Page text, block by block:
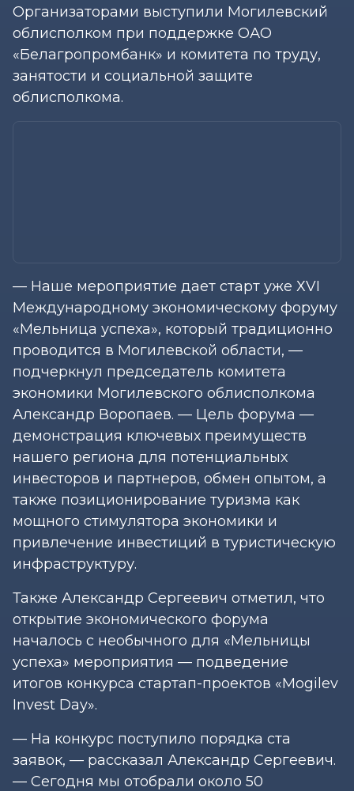
Организаторами выступили Могилевский
облисполком при поддержке ОАО
«Белагропромбанк» и комитета по труду,
занятости и социальной защите
облисполкома.
— Наше мероприятие дает старт уже ХVI
Международному экономическому форуму
«Мельница успеха», который традиционно
проводится в Могилевской области, —
подчеркнул председатель комитета
экономики Могилевского облисполкома
Александр Воропаев. — Цель форума —
демонстрация ключевых преимуществ
нашего региона для потенциальных
инвесторов и партнеров, обмен опытом, а
также позиционирование туризма как
мощного стимулятора экономики и
привлечение инвестиций в туристическую
инфраструктуру.
Также Александр Сергеевич отметил, что
открытие экономического форума
началось с необычного для «Мельницы
успеха» мероприятия — подведение
итогов конкурса стартап-проектов «Mogilev
Invest Day».
— На конкурс поступило порядка ста
заявок, — рассказал Александр Сергеевич.
— Сегодня мы отобрали около 50